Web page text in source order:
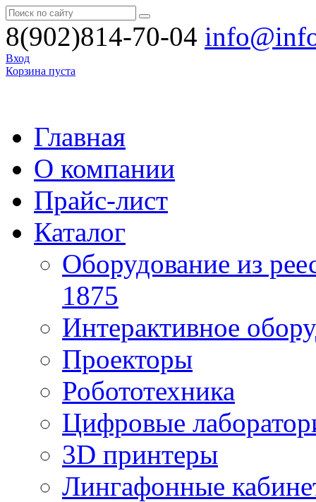
8(902)814-70-04
Вход
Корзина пуста
Главная
О компании
Прайс-лист
Каталог
Оборудование из
1875
Интерактивное
Проекторы
Робототехника
Цифровые
3D принтеры
Лингафонные